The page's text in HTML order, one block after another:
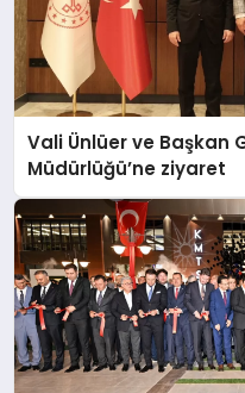
Vali Ünlüer ve Başkan
Müdürlüğü’ne ziyaret